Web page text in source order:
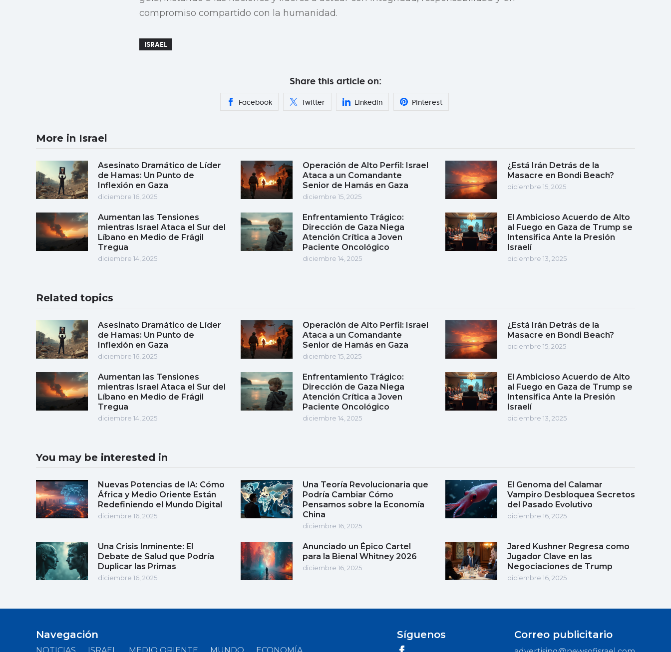
compromiso compartido con la humanidad.
ISRAEL
Share this article on:
Facebook Twitter Linkedin Pinterest
More in Israel
Asesinato Dramático de Líder
de Hamas: Un Punto de
Inflexión en Gaza
diciembre 16, 2025
Operación de Alto Perfil: Israel
Ataca a un Comandante
Senior de Hamás en Gaza
diciembre 15, 2025
¿Está Irán Detrás de la
Masacre en Bondi Beach?
diciembre 15, 2025
Aumentan las Tensiones
mientras Israel Ataca el Sur del
Líbano en Medio de Frágil
Tregua
diciembre 14, 2025
Enfrentamiento Trágico:
Dirección de Gaza Niega
Atención Crítica a Joven
Paciente Oncológico
diciembre 14, 2025
El Ambicioso Acuerdo de Alto
al Fuego en Gaza de Trump se
Intensifica Ante la Presión
Israelí
diciembre 13, 2025
Related topics
Asesinato Dramático de Líder
de Hamas: Un Punto de
Inflexión en Gaza
diciembre 16, 2025
Operación de Alto Perfil: Israel
Ataca a un Comandante
Senior de Hamás en Gaza
diciembre 15, 2025
¿Está Irán Detrás de la
Masacre en Bondi Beach?
diciembre 15, 2025
Aumentan las Tensiones
mientras Israel Ataca el Sur del
Líbano en Medio de Frágil
Tregua
diciembre 14, 2025
Enfrentamiento Trágico:
Dirección de Gaza Niega
Atención Crítica a Joven
Paciente Oncológico
diciembre 14, 2025
El Ambicioso Acuerdo de Alto
al Fuego en Gaza de Trump se
Intensifica Ante la Presión
Israelí
diciembre 13, 2025
You may be interested in
Nuevas Potencias de IA: Cómo
África y Medio Oriente Están
Redefiniendo el Mundo Digital
diciembre 16, 2025
Una Teoría Revolucionaria que
Podría Cambiar Cómo
Pensamos sobre la Economía
China
diciembre 16, 2025
El Genoma del Calamar
Vampiro Desbloquea Secretos
del Pasado Evolutivo
diciembre 16, 2025
Una Crisis Inminente: El
Debate de Salud que Podría
Duplicar las Primas
diciembre 16, 2025
Anunciado un Épico Cartel
para la Bienal Whitney 2026
diciembre 16, 2025
Jared Kushner Regresa como
Jugador Clave en las
Negociaciones de Trump
diciembre 16, 2025
Navegación
NOTICIAS ISRAEL MEDIO ORIENTE MUNDO ECONOMÍA
Síguenos Correo publicitario